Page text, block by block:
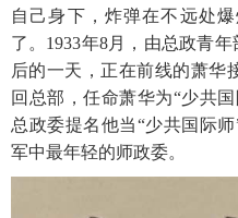
自己身下，炸弹在不远处
了。1933年8月，由总政青
后的一天，正在前线的萧华
回总部，任命萧华为“少共
总政委提名他当“少共国际
军中最年轻的师政委。